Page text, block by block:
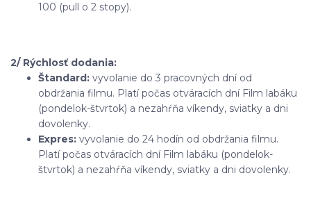
100 (pull o 2 stopy).
2/ Rýchlosť dodania:
Štandard: vyvolanie do 3 pracovných dní od
obdržania filmu. Platí počas otváracích dní Film labáku
(pondelok-štvrtok) a nezahŕňa víkendy, sviatky a dni
dovolenky.
Expres: vyvolanie do 24 hodín od obdržania filmu.
Platí počas otváracích dní Film labáku (pondelok-
štvrtok) a nezahŕňa víkendy, sviatky a dni dovolenky.